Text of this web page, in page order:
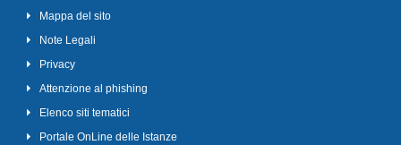
Mappa del sito
Note Legali
Privacy
Attenzione al phishing
Elenco siti tematici
Portale OnLine delle Istanze